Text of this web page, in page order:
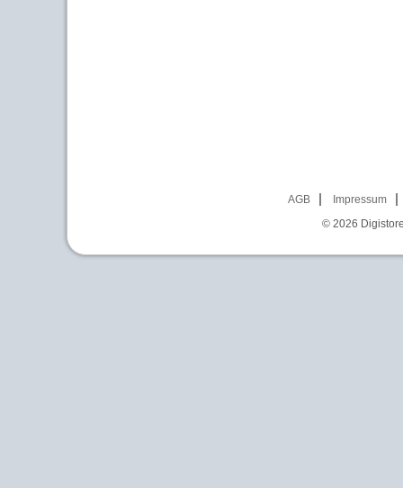
AGB
Impressum
© 2026